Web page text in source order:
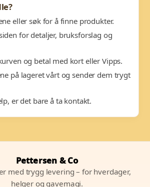
eller søk for å finne produkter.
for detaljer, bruksforslag og
og betal med kort eller Vipps.
på lageret vårt og sender dem trygt
er det bare å ta kontakt.
Pettersen & Co
med trygg levering – for hverdager,
helger og gavemagi.